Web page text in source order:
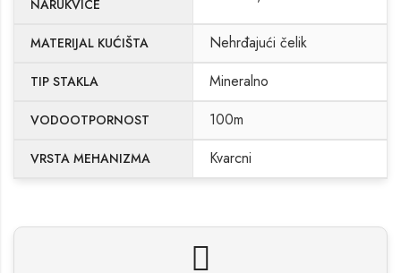
NARUKVICE
MATERIJAL KUĆIŠTA Nehrđajući čelik
TIP STAKLA Mineralno
VODOOTPORNOST 100m
VRSTA MEHANIZMA Kvarcni